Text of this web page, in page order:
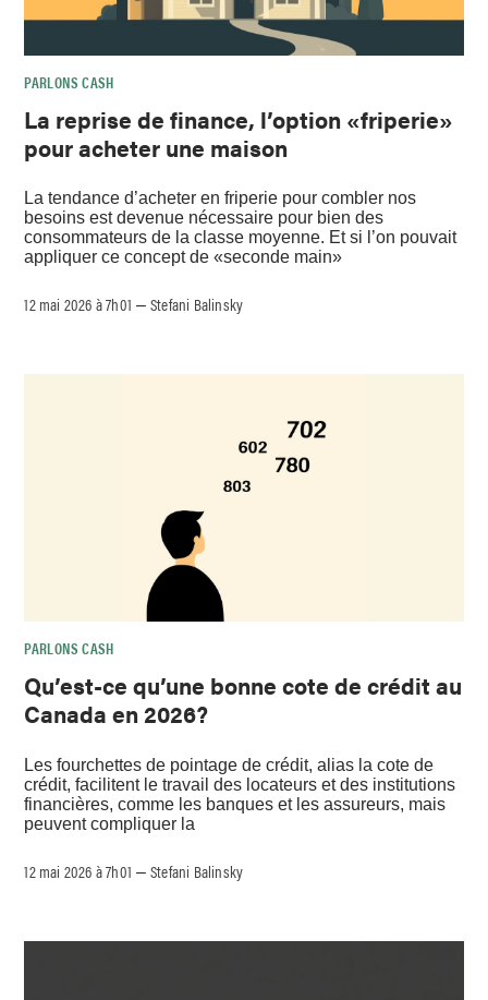
PARLONS CASH
La reprise de finance, l’option «friperie»
pour acheter une maison
La tendance d’acheter en friperie pour combler nos
besoins est devenue nécessaire pour bien des
consommateurs de la classe moyenne. Et si l’on pouvait
appliquer ce concept de «seconde main»
12 mai 2026 à 7h01 –Stefani Balinsky
PARLONS CASH
Qu’est-ce qu’une bonne cote de crédit au
Canada en 2026?
Les fourchettes de pointage de crédit, alias la cote de
crédit, facilitent le travail des locateurs et des institutions
financières, comme les banques et les assureurs, mais
peuvent compliquer la
12 mai 2026 à 7h01 –Stefani Balinsky